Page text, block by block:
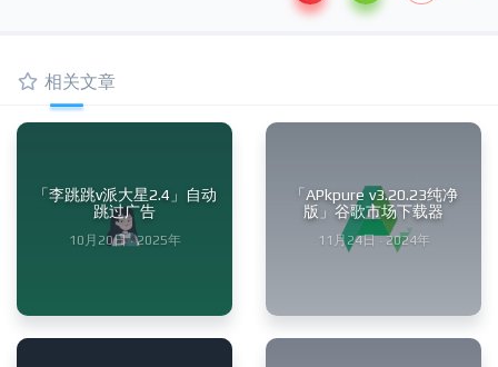
相关文章
「李跳跳v派大星2.4」自动
跳过广告
10月20日 · 2025年
「APkpure v3.20.23纯净
版」谷歌市场下载器
11月24日 · 2024年